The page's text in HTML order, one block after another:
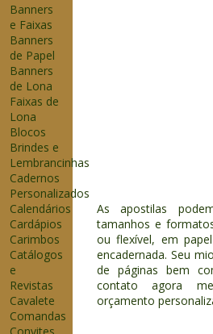
Banners
e Faixas
Banners
de Papel
Banners
de Lona
Faixas de
Lona
Blocos
Brindes e
Lembrancinhas
Cadernos
Personalizados
Calendários
Cardápios
Carimbos
Catálogos
e
Revistas
Cavalete
Comandas
Convites
As apostilas
tamanhos e
ou flexível, em
encadernada. Seu
de páginas bem
contato agora
orçamento